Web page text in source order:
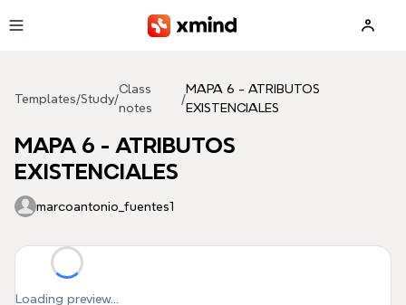
Templates/Study/
Class
notes
/
MAPA 6 - ATRIBUTOS
EXISTENCIALES
MAPA 6 - ATRIBUTOS
EXISTENCIALES
marcoantonio_fuentes1
Loading preview...